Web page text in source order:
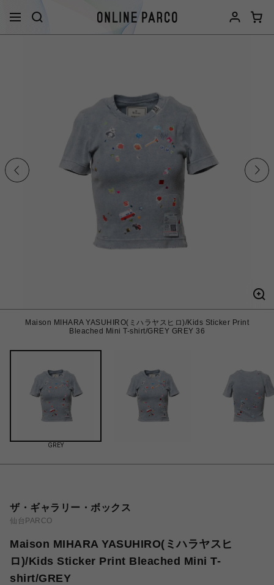
Maison MIHARA YASUHIRO(ミハラヤスヒロ)/Kids Sticker Print
Bleached Mini T-shirt/GREY GREY 36
GREY
ザ・ギャラリー・ボックス
仙台PARCO
Maison MIHARA YASUHIRO(ミハラヤスヒ
ロ)/Kids Sticker Print Bleached Mini T-
shirt/GREY